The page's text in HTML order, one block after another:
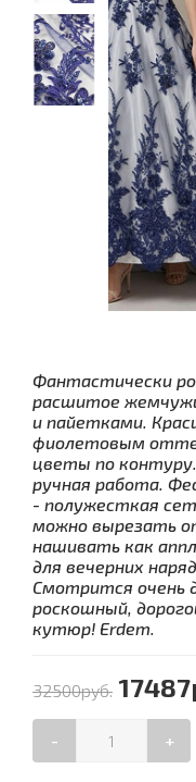
Фантастически
расшитое
и пайетками.
фиолетовым
цветы по
ручная работа.
- полужесткая
можно вырезать
нашивать как
для вечерних
Смотрится очень
роскошный,
кутюр! Erdem.
32500руб.
- +